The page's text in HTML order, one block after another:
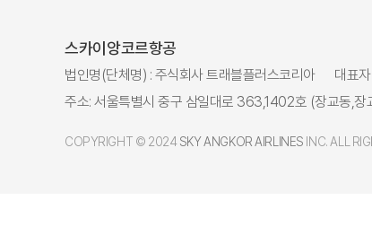
스카이앙코르항공
법인명(단체명) : 주식회사 트래블플러스코리아 대표
주소: 서울특별시 중구 삼일대로 363,1402호 (장교동,장
COPYRIGHT © 2024SKY ANGKOR AIRLINES INC. ALL